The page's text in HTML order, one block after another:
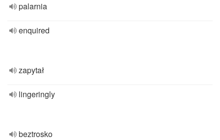
palarnia
enquired
zapytał
lingeringly
beztrosko